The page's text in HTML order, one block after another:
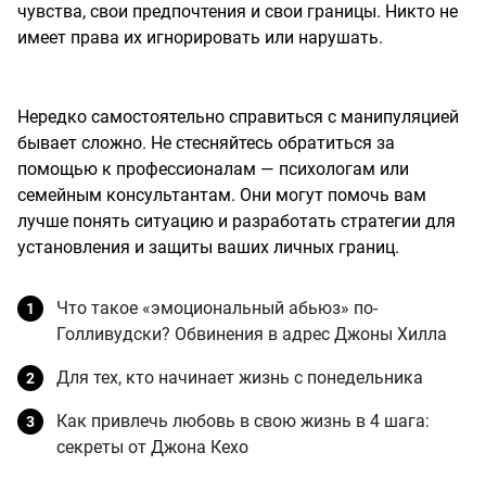
чувства, свои предпочтения и свои границы. Никто не
имеет права их игнорировать или нарушать.
Нередко самостоятельно справиться с манипуляцией
бывает сложно. Не стесняйтесь обратиться за
помощью к профессионалам — психологам или
семейным консультантам. Они могут помочь вам
лучше понять ситуацию и разработать стратегии для
установления и защиты ваших личных границ.
Что такое «эмоциональный абьюз» по-
Голливудски? Обвинения в адрес Джоны Хилла
Для тех, кто начинает жизнь с понедельника
Как привлечь любовь в свою жизнь в 4 шага:
секреты от Джона Кехо